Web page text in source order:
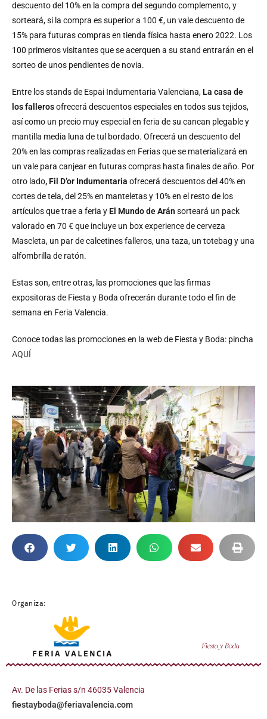
descuento del 10% en la compra del segundo complemento, y
sorteará, si la compra es superior a 100 €, un vale descuento de
15% para futuras compras en tienda física hasta enero 2022. Los
100 primeros visitantes que se acerquen a su stand entrarán en el
sorteo de unos pendientes de novia.
Entre los stands de Espai Indumentaria Valenciana, La casa de
los fallerosofrecerá descuentos especiales en todos sus tejidos,
así como un precio muy especial en feria de su cancan plegable y
mantilla media luna de tul bordado. Ofrecerá un descuento del
20% en las compras realizadas en Ferias que se materializará en
un vale para canjear en futuras compras hasta finales de año. Por
otro lado, Fil D’or Indumentaria ofrecerá descuentos del 40% en
cortes de tela, del 25% en manteletas y 10% en el resto de los
artículos que trae a feria y El Mundo de Arán sorteará un pack
valorado en 70 € que incluye un box experience de cerveza
Mascleta, un par de calcetines falleros, una taza, un totebag y una
alfombrilla de ratón.
Estas son, entre otras, las promociones que las firmas
expositoras de Fiesta y Boda ofrecerán durante todo el fin de
semana en Feria Valencia.
Conoce todas las promociones en la web de Fiesta y Boda: pincha
AQUÍ
Organiza:
Av. De las Ferias s/n 46035 Valencia
fiestayboda@feriavalencia.com